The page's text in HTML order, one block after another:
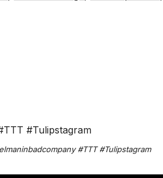
#TTT #Tulipstagram